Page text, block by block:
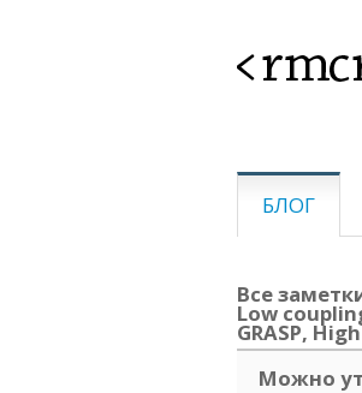
БЛОГ
Все
Low
GRASP,
Можно